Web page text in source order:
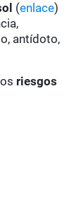
(enlace)
antídoto,
riesgos